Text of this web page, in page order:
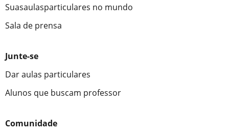
Suasaulasparticulares no mundo
Sala de prensa
Junte-se
Dar aulas particulares
Alunos que buscam professor
Comunidade